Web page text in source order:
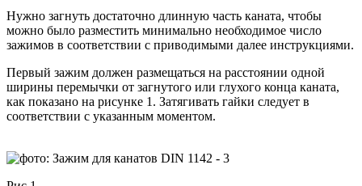
Нужно загнуть достаточно длинную часть каната, чтобы
можно было разместить минимально необходимое число
зажимов в соответствии с приводимыми далее инструкциями.
Первый зажим должен размещаться на расстоянии одной
ширины перемычки от загнутого или глухого конца каната,
как показано на рисунке 1. Затягивать гайки следует в
соответствии с указанным моментом.